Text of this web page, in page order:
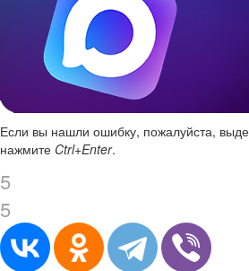
Если вы нашли ошибку, пожалуйста,
нажмите Ctrl+Enter.
5
5